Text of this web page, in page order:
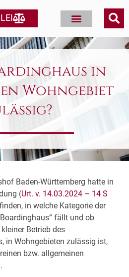
in
Wohngebiet
Baden-Württemberg hatte in
(Urt. v. 14.03.2024 – 14 S
in welche Kategorie der
fällt und ob
Betrieb des
in Wohngebieten zulässig ist,
bzw. allgemeinen